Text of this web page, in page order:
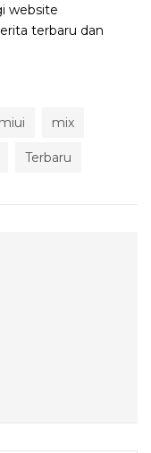
website
terbaru dan
miui mix
Terbaru